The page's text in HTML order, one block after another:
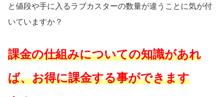
と値段や手に入るラブカスターの数量が違うことに気が付
いていますか？
課金の仕組みについての知識があれ
ば、お得に課金する事ができます